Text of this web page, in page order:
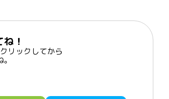
！
リックしてから